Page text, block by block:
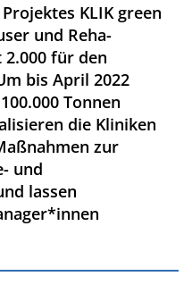
KLIK green
und Reha-
für den
bis April 2022
Tonnen
die Kliniken
zur
und
lassen